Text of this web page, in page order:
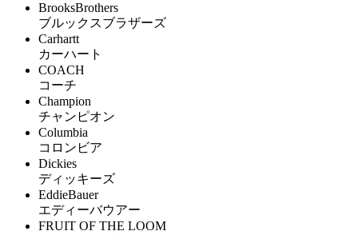
BrooksBrothers
ブルックスブラザーズ
Carhartt
カーハート
COACH
コーチ
Champion
チャンピオン
Columbia
コロンビア
Dickies
ディッキーズ
EddieBauer
エディーバウアー
FRUIT OF THE LOOM